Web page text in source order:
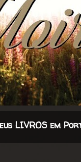
LIVROS em